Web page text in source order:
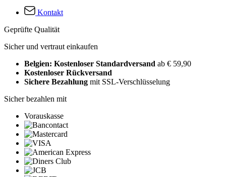
Kontakt
Geprüfte Qualität
Sicher und vertraut einkaufen
Belgien: Kostenloser Standardversand ab € 59,90
Kostenloser Rückversand
Sichere Bezahlung mit SSL-Verschlüsselung
Sicher bezahlen mit
Vorauskasse